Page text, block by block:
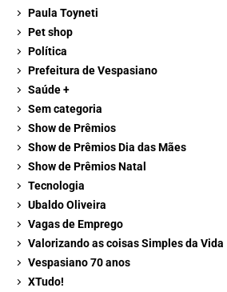
Paula Toyneti
Pet shop
Política
Prefeitura de Vespasiano
Saúde +
Sem categoria
Show de Prêmios
Show de Prêmios Dia das Mães
Show de Prêmios Natal
Tecnologia
Ubaldo Oliveira
Vagas de Emprego
Valorizando as coisas Simples da Vida
Vespasiano 70 anos
XTudo!